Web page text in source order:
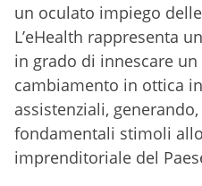
un oculato impiego
L’eHealth rappresenta
in grado di innescare un
cambiamento in ottica
assistenziali,
fondamentali stimoli
imprenditoriale del